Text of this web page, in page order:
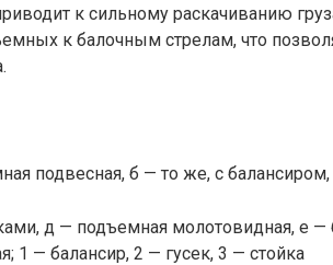
к сильному раскачиванию
к балочным стрелам, что
подвесная, б — то же, с
д — подъемная молотовидная, е —
1 — балансир, 2 — гусек, 3 — стойка